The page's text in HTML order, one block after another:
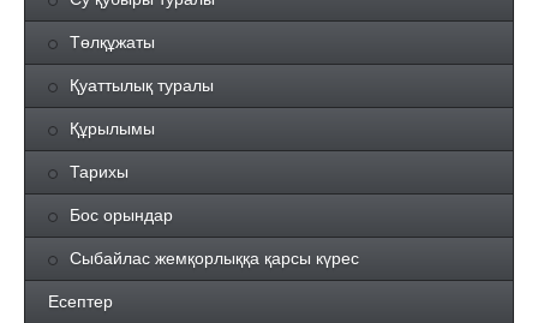
Төлқұжаты
Қуаттылық туралы
Құрылымы
Тарихы
Бос орындар
Сыбайлас жемқорлыққа қарсы күрес
Есептер